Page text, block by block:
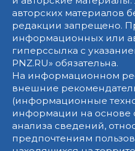
авторских материалов
редакции запрещено.
информационных или
гиперссылка с
PNZ.RU» обязательна.
На информационном
внешние
(информационные
информации на основе
анализа сведений,
предпочтениям